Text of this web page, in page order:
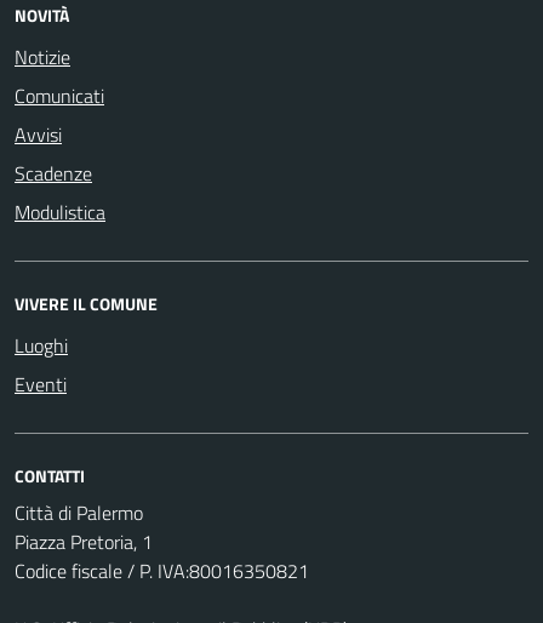
NOVITÀ
Notizie
Comunicati
Avvisi
Scadenze
Modulistica
VIVERE IL COMUNE
Luoghi
Eventi
CONTATTI
Città di Palermo
Piazza Pretoria, 1
Codice fiscale / P. IVA:80016350821